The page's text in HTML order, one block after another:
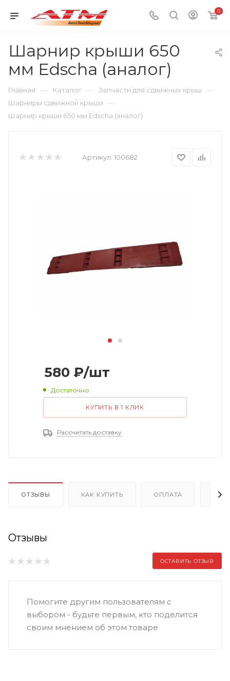
0
Шарнир крыши 650
мм Edscha (аналог)
Главная — Каталог — Запчасти для сдвижных крыш —
Шарниры сдвижной крыши —
Шарнир крыши 650 мм Edscha (аналог)
Артикул: 100682
580 ₽/шт
Достаточно
КУПИТЬ В 1 КЛИК
Рассчитать доставку
ОТЗЫВЫ КАК КУПИТЬ ОПЛАТА
Отзывы
ОСТАВИТЬ ОТЗЫВ
Помогите другим пользователям с
выбором - будьте первым, кто поделится
своим мнением об этом товаре